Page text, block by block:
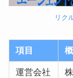
リク
項目
運営会社